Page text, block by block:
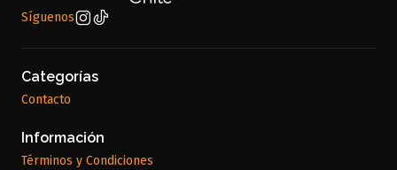
Síguenos
Categorías
Contacto
Información
Términos y Condiciones